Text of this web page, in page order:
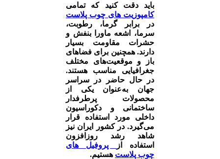
باید دقت کنید که تمامی
کامپوزیت های چوب پلاست
در برابر گرما، رطوبت،
سرما، اشعه ماورا بنفش و
حشرات مقاومت بسیار
دارند. همچنین برای فضاهای
باز و موقعیت‌های مختلف
جغرافیایی مناسب هستند.
در حال حاضر در سراسر
جهان به‌عنوان یکی از
محصولات پرطرفدار
ساختمانی و دکوراسیون
داخلی مورد استفاده قرار
می‌گیرد. در کشور ایران نیز
شاهد رشد روزافزون
استفاده از
پروفیل های
چوب پلاست هستیم.